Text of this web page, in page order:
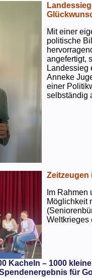
Mit einer
politische
angefertigt,
Landessieg
Anneke
einer
selbständig
Zeitzeugen
Im
Möglichkeit
Weltkrieges
Kacheln – 1000
für